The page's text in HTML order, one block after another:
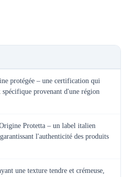
protégée – une certification qui
provenant d'une région
Protetta – un label italien
l'authenticité des produits
une texture tendre et crémeuse,